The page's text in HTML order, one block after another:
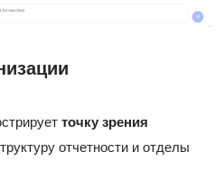
точку зрения
отчетности и отделы